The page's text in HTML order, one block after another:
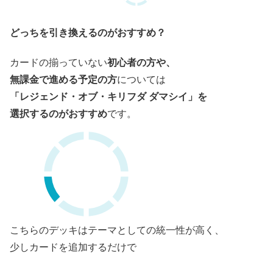
どっちを引き換えるのがおすすめ？
カードの揃っていない初心者の方や、
無課金で進める予定の方については
「レジェンド・オブ・キリフダ ダマシイ」を
選択するのがおすすめです。
こちらのデッキはテーマとしての統一性が高く、
少しカードを追加するだけで